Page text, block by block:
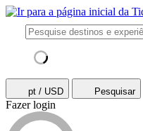
pt / USD Pesquisar
Fazer login